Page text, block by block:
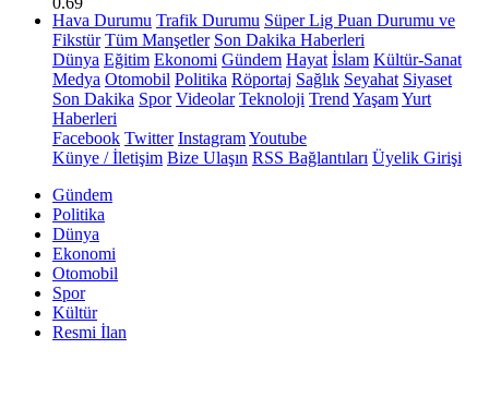
Hava Durumu Trafik Durumu Süper Lig Puan Durumu ve
Fikstür Tüm Manşetler Son Dakika Haberleri
Dünya Eğitim Ekonomi Gündem Hayat İslam Kültür-Sanat
Medya Otomobil Politika Röportaj Sağlık Seyahat Siyaset
Son Dakika Spor Videolar Teknoloji Trend YaşamYurt
Haberleri
Facebook Twitter InstagramYoutube
Künye / İletişim Bize Ulaşın RSS Bağlantıları Üyelik Girişi
Gündem
Politika
Dünya
Ekonomi
Otomobil
Spor
Kültür
Resmi İlan